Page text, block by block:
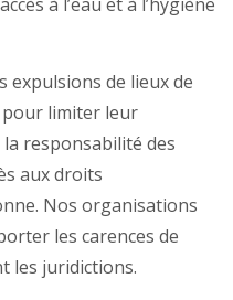
expulsions de lieux de
pour limiter leur
responsabilité des
aux droits
Nos organisations
les carences de
les juridictions.